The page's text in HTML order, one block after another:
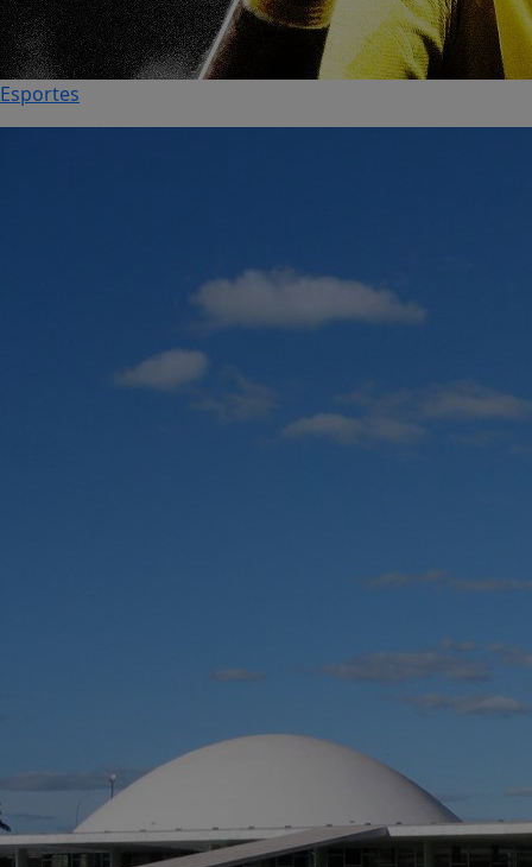
Esportes